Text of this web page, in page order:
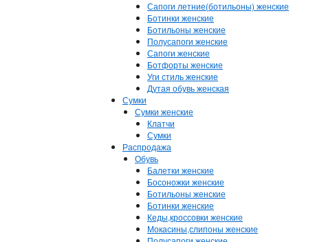
Сапоги летние(ботильоны) женские
Ботинки женские
Ботильоны женские
Полусапоги женские
Сапоги женские
Ботфорты женские
Уги стиль женские
Дутая обувь женская
Сумки
Сумки женские
Клатчи
Сумки
Распродажа
Обувь
Балетки женские
Босоножки женские
Ботильоны женские
Ботинки женские
Кеды,кроссовки женские
Мокасины,слипоны женские